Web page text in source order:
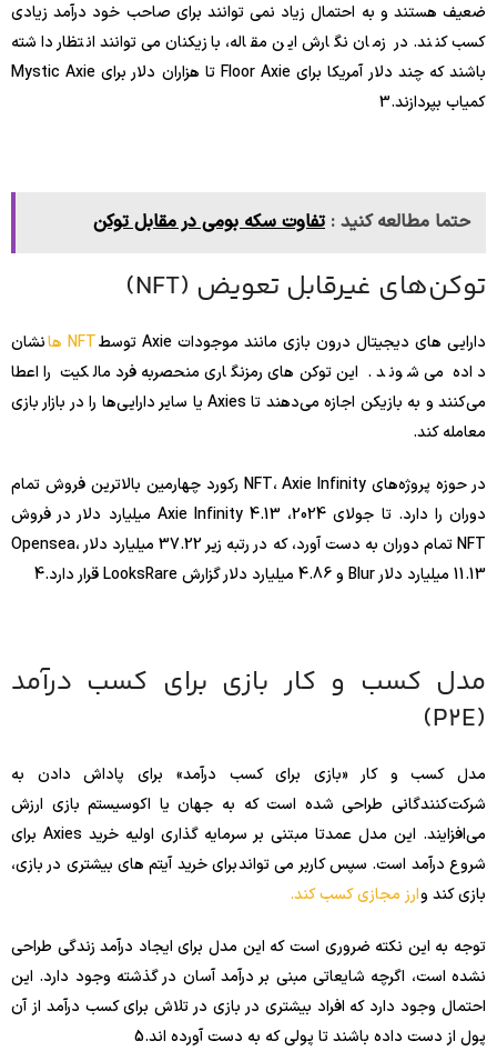
ضعیف هستند و به احتمال زیاد نمی توانند برای صاحب خود درآمد زیادی
کسب کنند. در زمان نگارش این مقاله، بازیکنان می‌توانند انتظار داشته
باشند که چند دلار آمریکا برای Floor Axie تا هزاران دلار برای Mystic Axie
کمیاب بپردازند.3
حتما مطالعه کنید : تفاوت سکه بومی در مقابل توکن
توکن‌های غیرقابل تعویض (NFT)
دارایی های دیجیتال درون بازی مانند موجودات Axie توسط NFT ها
نشان
داده می شوند . این توکن‌های رمزنگاری منحصربه‌فرد مالکیت را اعطا
می‌کنند و به بازیکن اجازه می‌دهند تا Axies یا سایر دارایی‌ها را در بازار بازی
معامله کند.
در حوزه پروژه‌های NFT، Axie Infinity رکورد چهارمین بالاترین فروش تمام
دوران را دارد. تا جولای 2024، Axie Infinity 4.13 میلیارد دلار در فروش
NFT تمام دوران به دست آورد، که در رتبه زیر 37.22 میلیارد دلار Opensea،
11.13 میلیارد دلار Blur و 4.86 میلیارد دلار گزارش LooksRare قرار دارد.
4
مدل کسب و کار بازی برای کسب درآمد
(P2E)
مدل کسب و کار «بازی برای کسب درآمد» برای پاداش دادن به
شرکت‌کنندگانی طراحی شده است که به جهان یا اکوسیستم بازی ارزش
می‌افزایند. این مدل عمدتا مبتنی بر سرمایه گذاری اولیه خرید Axies برای
شروع درآمد است. سپس کاربر می تواند برای خرید آیتم های بیشتری در بازی،
بازی کند وارز مجازی کسب کند.
توجه به این نکته ضروری است که این مدل برای ایجاد درآمد زندگی طراحی
نشده است، اگرچه شایعاتی مبنی بر درآمد آسان در گذشته وجود دارد. این
احتمال وجود دارد که افراد بیشتری در بازی در تلاش برای کسب درآمد از آن
پول از دست داده باشند تا پولی که به دست آورده اند.5